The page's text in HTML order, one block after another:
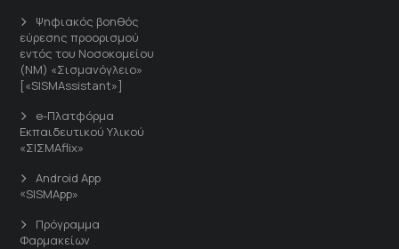
Ψηφιακός βοηθός
εύρεσης προορισμού
εντός του Νοσοκομείου
(ΝΜ) «Σισμανόγλειο»
[«SISMAssistant»]
e-Πλατφόρμα
Εκπαιδευτικού Υλικού
«ΣΙΣΜΑflix»
Android App
«SISMApp»
Πρόγραμμα
Φαρμακείων